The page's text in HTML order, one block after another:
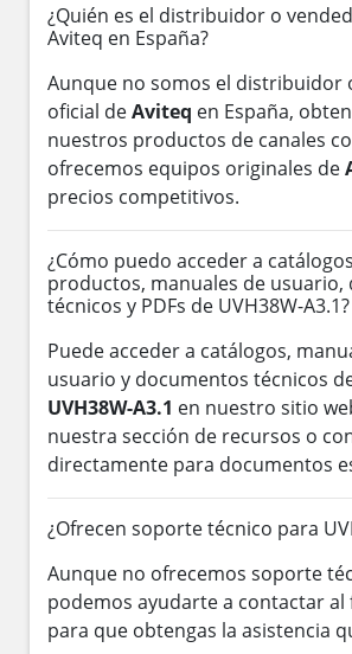
¿Quién es el distribuidor o
Aviteq en España?
Aunque no somos el distribuidor
oficial deAviteq en España,
nuestros productos de canales
ofrecemos equipos originales de
precios competitivos.
¿Cómo puedo acceder a
productos, manuales de usuario,
técnicos y PDFs de UVH38W-A3.1?
Puede acceder a catálogos,
usuario y documentos técnicos
UVH38W-A3.1 en nuestro sitio
nuestra sección de recursos o
directamente para documentos
¿Ofrecen soporte técnico para
Aunque no ofrecemos soporte
podemos ayudarte a contactar
para que obtengas la asistencia